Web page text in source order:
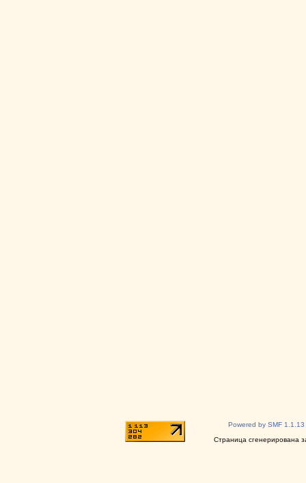
Powered by SMF 1.1.13
Страница сгенерирована